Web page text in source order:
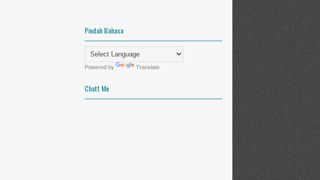
Pindah Bahasa
Powered by Translate
Chatt Me